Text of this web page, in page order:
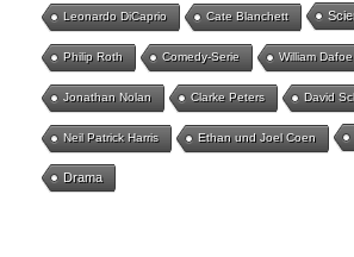
Leonardo DiCaprio Cate Blanchett
Philip Roth Comedy-Serie William Dafoe
Jonathan Nolan Clarke Peters David
Neil Patrick Harris Ethan und Joel Coen
Drama